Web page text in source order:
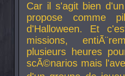
Car il s'agit bien
propose comme
d'Halloween. Et
missions,
plusieurs heures
scÃ©narios mais